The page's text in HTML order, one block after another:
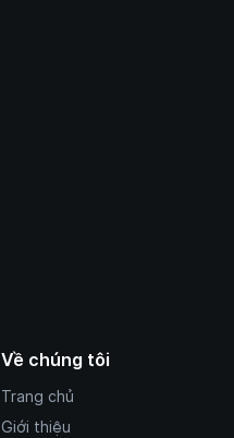
Về chúng tôi
Trang chủ
Giới thiệu